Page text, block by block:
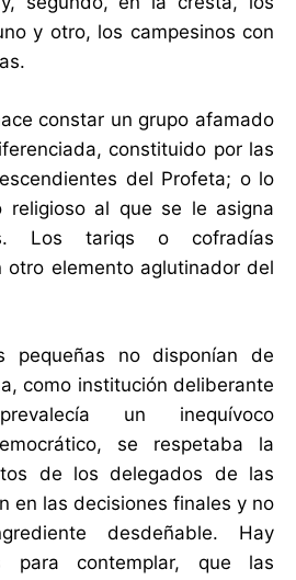
y otro, los campesinos con
constar un grupo afamado
constituido por las
del Profeta; o lo
religioso al que se le asigna
Los tariqs o cofradías
otro elemento aglutinador del
pequeñas no disponían de
como institución deliberante
un inequívoco
se respetaba la
de los delegados de las
en las decisiones finales y no
desdeñable. Hay
para contemplar, que las